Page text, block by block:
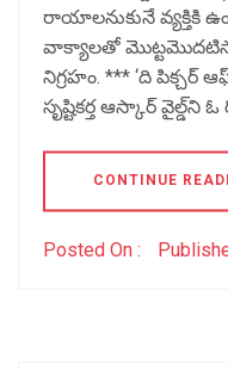
రాయాలనుకునే వ్యక్తికి
వాక్యాలతో
నిగ్రహం. *** ‘ది పిక్చర్
సృష్టికర్త ఆస్కార్ వైల్డ్‌ని ఓ
CONTINUE
Posted On :